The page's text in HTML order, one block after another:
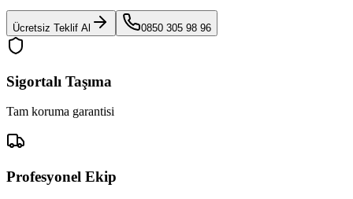
Ücretsiz Teklif Al 0850 305 98 96
Sigortalı Taşıma
Tam koruma garantisi
Profesyonel Ekip